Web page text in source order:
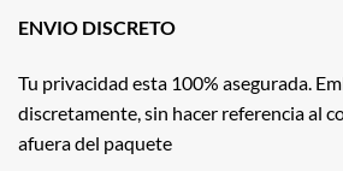
ENVIO DISCRETO
Tu privacidad esta 100% asegurada.
discretamente, sin hacer referencia al
afuera del paquete